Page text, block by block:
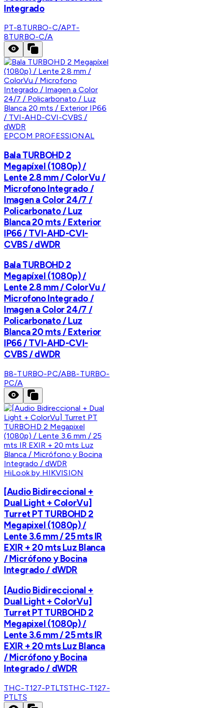
Integrado
PT-8TURBO-C/APT-
8TURBO-C/A
EPCOM PROFESSIONAL
Bala TURBOHD 2
Megapíxel (1080p) /
Lente 2.8 mm / ColorVu /
Microfono Integrado /
Imagen a Color 24/7 /
Policarbonato / Luz
Blanca 20 mts / Exterior
IP66 / TVI-AHD-CVI-
CVBS / dWDR
Bala TURBOHD 2
Megapíxel (1080p) /
Lente 2.8 mm / ColorVu /
Microfono Integrado /
Imagen a Color 24/7 /
Policarbonato / Luz
Blanca 20 mts / Exterior
IP66 / TVI-AHD-CVI-
CVBS / dWDR
B8-TURBO-PC/AB8-TURBO-
PC/A
HiLook by HIKVISION
[Audio Bidireccional +
Dual Light + ColorVu]
Turret PT TURBOHD 2
Megapixel (1080p) /
Lente 3.6 mm / 25 mts IR
EXIR + 20 mts Luz Blanca
/ Micrófono y Bocina
Integrado / dWDR
[Audio Bidireccional +
Dual Light + ColorVu]
Turret PT TURBOHD 2
Megapixel (1080p) /
Lente 3.6 mm / 25 mts IR
EXIR + 20 mts Luz Blanca
/ Micrófono y Bocina
Integrado / dWDR
THC-T127-PTLTSTHC-T127-
PTLTS